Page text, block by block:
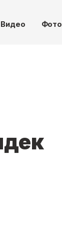
Видео Фото